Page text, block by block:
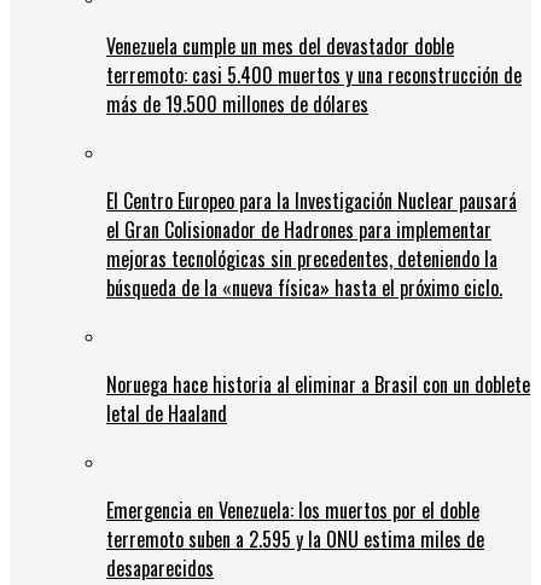
Venezuela cumple un mes del devastador doble
terremoto: casi 5.400 muertos y una reconstrucción de
más de 19.500 millones de dólares
El Centro Europeo para la Investigación Nuclear pausará
el Gran Colisionador de Hadrones para implementar
mejoras tecnológicas sin precedentes, deteniendo la
búsqueda de la «nueva física» hasta el próximo ciclo.
Noruega hace historia al eliminar a Brasil con un doblete
letal de Haaland
Emergencia en Venezuela: los muertos por el doble
terremoto suben a 2.595 y la ONU estima miles de
desaparecidos